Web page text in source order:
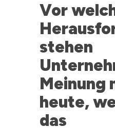
Vor
stehen
Meinung
heute,
das